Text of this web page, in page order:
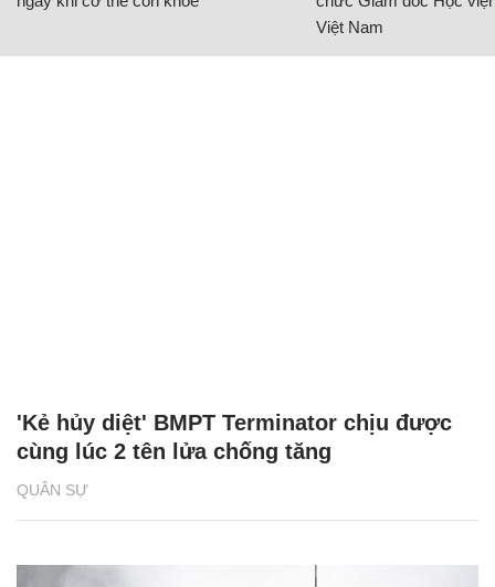
Việt Nam
QUÂN SỰ
'Kẻ hủy diệt' BMPT Terminator chịu được
cùng lúc 2 tên lửa chống tăng